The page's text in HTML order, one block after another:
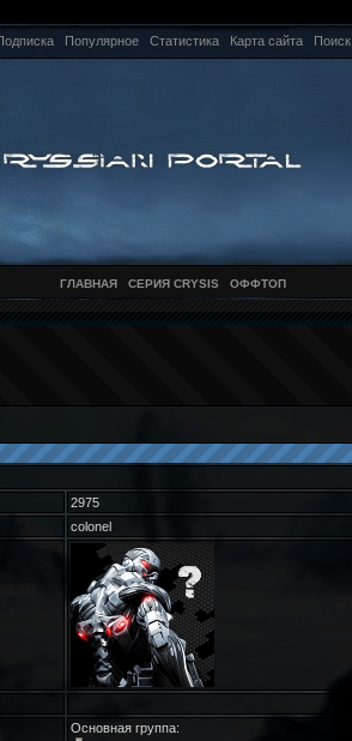
Популярное Статистика Карта сайта Поиск
ГЛАВНАЯ СЕРИЯ CRYSIS ОФФТОП
2975
colonel
Основная группа: